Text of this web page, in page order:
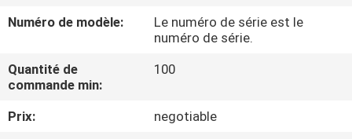
VISITE
D'USINE
Numéro de modèle:
Le numéro de série est le
numéro de série.
Quantité de
commande min:
100
Prix:
negotiable